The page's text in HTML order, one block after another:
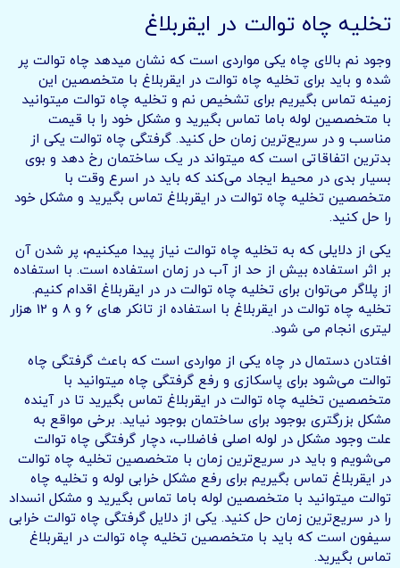
تخلیه چاه توالت در ایقربلاغ
وجود نم بالای چاه یکی مواردی است که نشان میدهد چاه توالت پر
شده و باید برای تخلیه چاه توالت در ایقربلاغ با متخصصین این
زمینه تماس بگیریم برای تشخیص نم و تخلیه چاه توالت میتوانید
با متخصصین لوله باما تماس بگیرید و مشکل خود را با قیمت
مناسب و در سریع‌ترین زمان حل کنید. گرفتگی چاه توالت یکی از
بدترین اتفاقاتی است که میتواند در یک ساختمان رخ دهد و بوی
بسیار بدی در محیط ایجاد می‌کند که باید در اسرع وقت با
متخصصین تخلیه چاه توالت در ایقربلاغ تماس بگیرید و مشکل خود
را حل کنید.
یکی از دلایلی که به تخلیه چاه توالت نیاز پیدا میکنیم، پر شدن آن
بر اثر استفاده بیش از حد از آب در زمان استفاده است. با استفاده
از پلاگر می‌توان برای تخلیه چاه توالت در در ایقربلاغ اقدام کنیم.
تخلیه چاه توالت در ایقربلاغ با استفاده از تانکر های 6 و 8 و 12 هزار
لیتری انجام می شود.
افتادن دستمال در چاه یکی از مواردی است که باعث گرفتگی چاه
توالت می‌شود برای پاسکازی و رفع گرفتگی چاه میتوانید با
متخصصین تخلیه چاه توالت در ایقربلاغ تماس بگیرید تا در آینده
مشکل بزرگتری بوجود برای ساختمان بوجود نیاید. برخی مواقع به
علت وجود مشکل در لوله اصلی فاضلاب، دچار گرفتگی چاه توالت
می‌شویم و باید در سریع‌ترین زمان با متخصصین تخلیه چاه توالت
در ایقربلاغ تماس بگیریم برای رفع مشکل خرابی لوله و تخلیه چاه
توالت میتوانید با متخصصین لوله باما تماس بگیرید و مشکل انسداد
را در سریع‌ترین زمان حل کنید. یکی از دلایل گرفتگی چاه توالت خرابی
سیفون است که باید با متخصصین تخلیه چاه توالت در ایقربلاغ
تماس بگیرید.